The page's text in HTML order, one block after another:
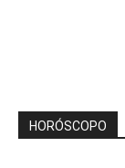
HORÓSCOPO